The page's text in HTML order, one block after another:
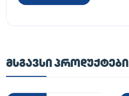
ᲛᲡᲒᲐᲕᲡᲘ ᲞᲠᲝᲓᲣᲥᲢᲔᲑᲘ